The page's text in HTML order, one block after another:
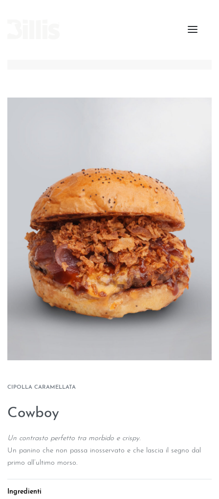
CIPOLLA CARAMELLATA
Cowboy
Un contrasto perfetto tra morbido e crispy.
Un panino che non passa inosservato e che lascia il segno dal
primo all’ultimo morso.
Ingredienti